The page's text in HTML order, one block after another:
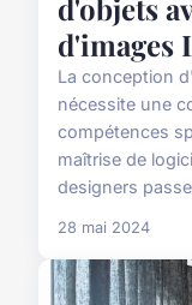
d'objets
d'images
La conception
nécessite une
compétences
maîtrise de
designers
28 mai 2024